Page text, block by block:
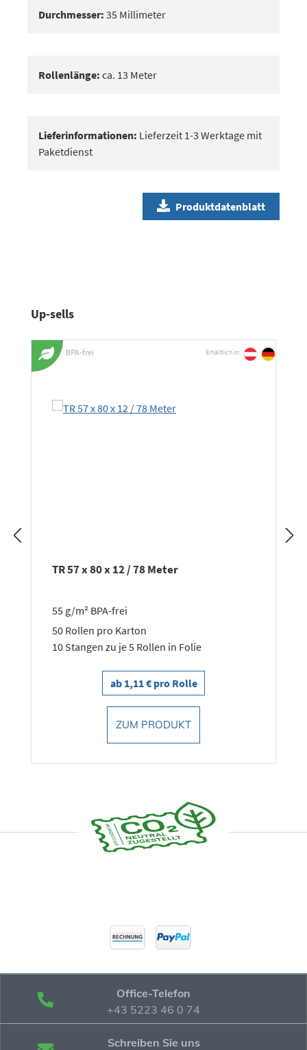
Durchmesser: 35 Millimeter
Rollenlänge: ca. 13 Meter
Lieferinformationen: Lieferzeit 1-3 Werktage mit
Paketdienst
Produktdatenblatt
Produktgalerie überspringen
Up-sells
BPA-frei Erhältlich in:
TR 57 x 80 x 12 / 78 Meter
55 g/m² BPA-frei
50 Rollen pro Karton
10 Stangen zu je 5 Rollen in Folie
ab 1,11 € pro Rolle
ZUM PRODUKT
Office-Telefon
+43 5223 46 0 74
Schreiben Sie uns